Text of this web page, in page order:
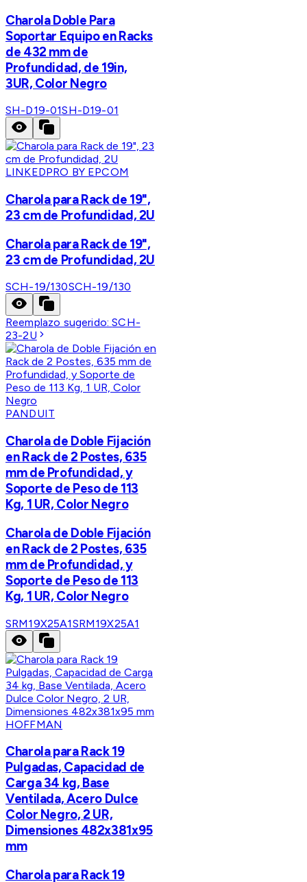
Charola Doble Para
Soportar Equipo en Racks
de 432 mm de
Profundidad, de 19in,
3UR, Color Negro
SH-D19-01SH-D19-01
LINKEDPRO BY EPCOM
Charola para Rack de 19",
23 cm de Profundidad, 2U
Charola para Rack de 19",
23 cm de Profundidad, 2U
SCH-19/130SCH-19/130
Reemplazo sugerido:SCH-
23-2U
PANDUIT
Charola de Doble Fijación
en Rack de 2 Postes, 635
mm de Profundidad, y
Soporte de Peso de 113
Kg, 1 UR, Color Negro
Charola de Doble Fijación
en Rack de 2 Postes, 635
mm de Profundidad, y
Soporte de Peso de 113
Kg, 1 UR, Color Negro
SRM19X25A1SRM19X25A1
HOFFMAN
Charola para Rack 19
Pulgadas, Capacidad de
Carga 34 kg, Base
Ventilada, Acero Dulce
Color Negro, 2 UR,
Dimensiones 482x381x95
mm
Charola para Rack 19